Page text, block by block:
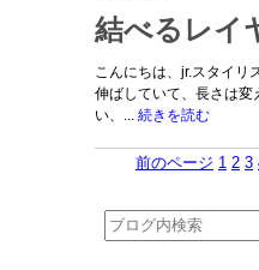
結べるレイ
こんにちは、jr.スタイリ
伸ばしていて、長さは変
い、... 続きを読む
前のページ 1 2 3